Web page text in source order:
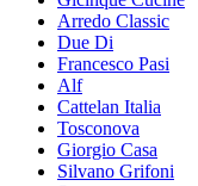
Arredo Classic
Due Di
Francesco Pasi
Alf
Cattelan Italia
Tosconova
Giorgio Casa
Silvano Grifoni